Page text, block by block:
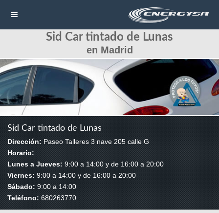
HOME
CONTACTAR
LLAMAR
Sid Car tintado de Lunas
en Madrid
Sid Car tintado de Lunas
Dirección: Paseo Talleres 3 nave 205 calle G
Horario:
Lunes a Jueves:9:00 a 14:00 y de 16:00 a 20:00
Viernes:9:00 a 14:00 y de 16:00 a 20:00
Sábado:9:00 a 14:00
Teléfono:680263770